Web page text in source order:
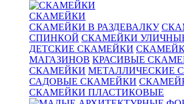
СКАМЕЙКИ
СКАМЕЙКИ В РАЗДЕВАЛКУ
СПИНКОЙ СКАМЕЙКИ
ДЕТСКИЕ СКАМЕЙКИ
МАГАЗИНОВ КРАСИВЫЕ
СКАМЕЙКИ МЕТАЛЛИЧЕСКИЕ
САДОВЫЕ СКАМЕЙКИ
СКАМЕЙКИ ПЛАСТИКОВЫЕ